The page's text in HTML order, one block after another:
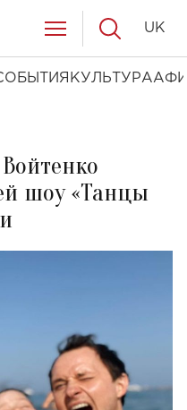
КУЛЬТУРА
UK
шоу «Танцы